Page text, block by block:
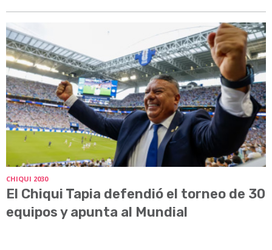
CHIQUI 2030
El Chiqui Tapia defendió el torneo de 30
equipos y apunta al Mundial